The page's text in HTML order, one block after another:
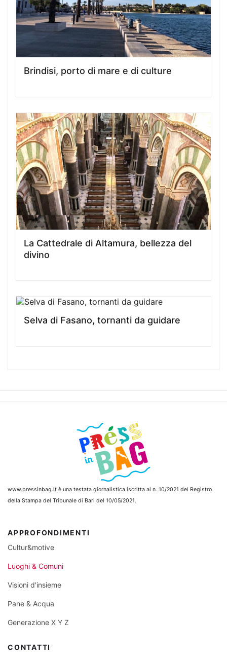
Brindisi, porto di mare e di culture
La Cattedrale di Altamura, bellezza del
divino
Selva di Fasano, tornanti da guidare
www.pressinbag.it è una testata giornalistica iscritta al n. 10/2021 del Registro
della Stampa del Tribunale di Bari del 10/05/2021.
APPROFONDIMENTI
Cultur&motive
Luoghi & Comuni
Visioni d'insieme
Pane & Acqua
Generazione X Y Z
CONTATTI